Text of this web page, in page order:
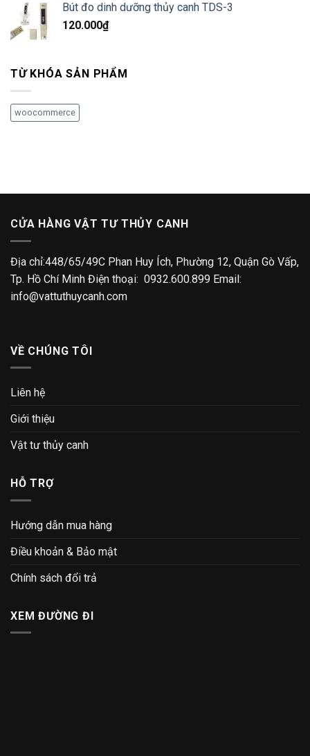
Bút đo dinh dưỡng thủy canh TDS-3
120.000₫
TỪ KHÓA SẢN PHẨM
woocommerce
CỬA HÀNG VẬT TƯ THỦY CANH
Địa chỉ:448/65/49C Phan Huy Ích, Phường 12, Quận Gò Vấp,
Tp. Hồ Chí Minh Điện thoại: 0932.600.899 Email:
info@vattuthuycanh.com
VỀ CHÚNG TÔI
Liên hệ
Giới thiệu
Vật tư thủy canh
HỖ TRỢ
Hướng dẫn mua hàng
Điều khoản & Bảo mật
Chính sách đổi trả
XEM ĐƯỜNG ĐI